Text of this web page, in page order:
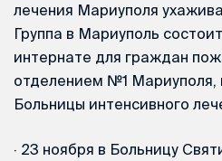
лечения Мариуполя
Группа в Мариуполь
интернате для граждан
отделением №1 Мариуполя,
Больницы интенсивного
· 23 ноября в Больницу